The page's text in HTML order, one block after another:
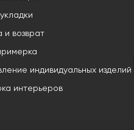
и возврат
индивидуальных изделий
интерьеров